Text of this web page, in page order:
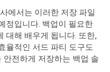
에서는 이러한 저장 파일
정입니다. 백업이 필요한
대해 배우게 됩니다. 또한,
율적인 서드 파티 도구도
전하게 저장하는 백업 솔